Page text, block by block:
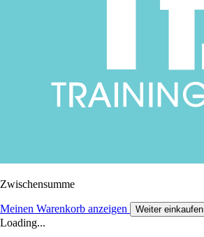
Zwischensumme
Meinen Warenkorb anzeigen Weiter einkaufen
Loading...